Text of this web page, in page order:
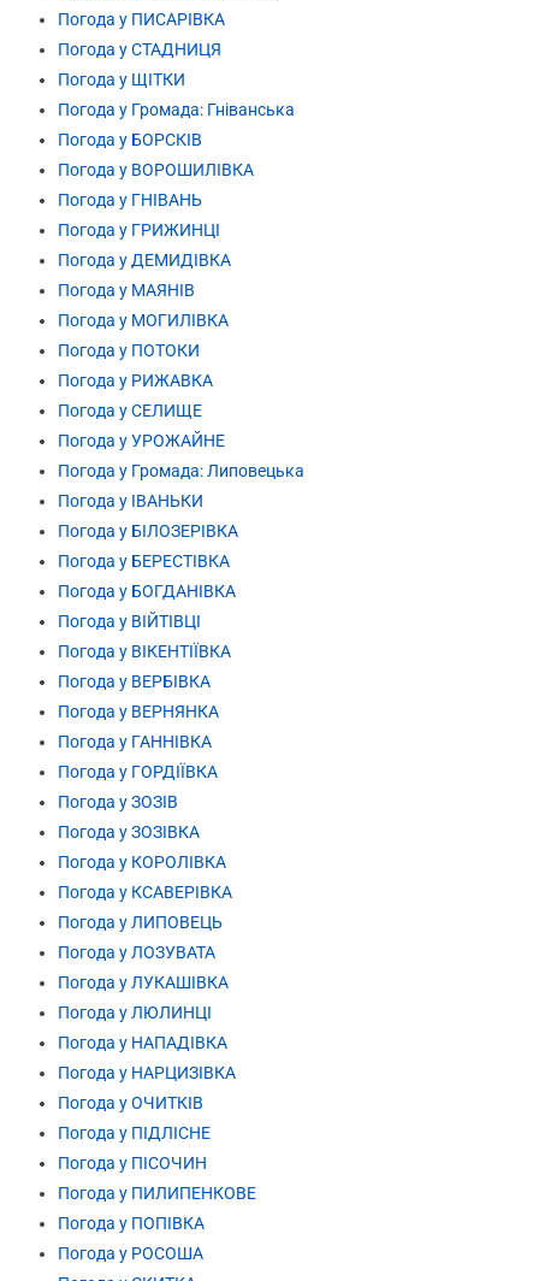
Погода у ПИСАРІВКА
Погода у СТАДНИЦЯ
Погода у ЩІТКИ
Погода у Громада: Гніванська
Погода у БОРСКІВ
Погода у ВОРОШИЛІВКА
Погода у ГНІВАНЬ
Погода у ГРИЖИНЦІ
Погода у ДЕМИДІВКА
Погода у МАЯНІВ
Погода у МОГИЛІВКА
Погода у ПОТОКИ
Погода у РИЖАВКА
Погода у СЕЛИЩЕ
Погода у УРОЖАЙНЕ
Погода у Громада: Липовецька
Погода у ІВАНЬКИ
Погода у БІЛОЗЕРІВКА
Погода у БЕРЕСТІВКА
Погода у БОГДАНІВКА
Погода у ВІЙТІВЦІ
Погода у ВІКЕНТІЇВКА
Погода у ВЕРБІВКА
Погода у ВЕРНЯНКА
Погода у ГАННІВКА
Погода у ГОРДІЇВКА
Погода у ЗОЗІВ
Погода у ЗОЗІВКА
Погода у КОРОЛІВКА
Погода у КСАВЕРІВКА
Погода у ЛИПОВЕЦЬ
Погода у ЛОЗУВАТА
Погода у ЛУКАШІВКА
Погода у ЛЮЛИНЦІ
Погода у НАПАДІВКА
Погода у НАРЦИЗІВКА
Погода у ОЧИТКІВ
Погода у ПІДЛІСНЕ
Погода у ПІСОЧИН
Погода у ПИЛИПЕНКОВЕ
Погода у ПОПІВКА
Погода у РОСОША